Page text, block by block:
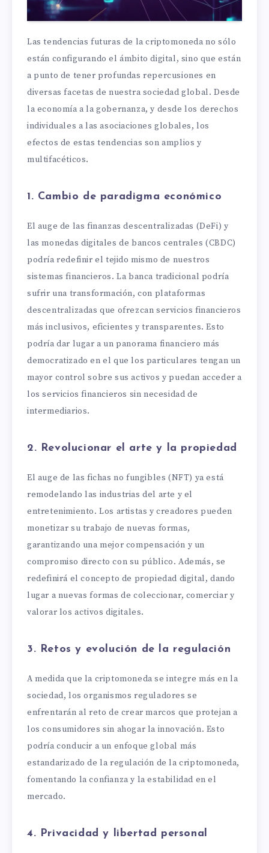
Las tendencias futuras de la criptomoneda no sólo
están configurando el ámbito digital, sino que están
a punto de tener profundas repercusiones en
diversas facetas de nuestra sociedad global. Desde
la economía a la gobernanza, y desde los derechos
individuales a las asociaciones globales, los
efectos de estas tendencias son amplios y
multifacéticos.
1. Cambio de paradigma económico
El auge de las finanzas descentralizadas (DeFi) y
las monedas digitales de bancos centrales (CBDC)
podría redefinir el tejido mismo de nuestros
sistemas financieros. La banca tradicional podría
sufrir una transformación, con plataformas
descentralizadas que ofrezcan servicios financieros
más inclusivos, eficientes y transparentes. Esto
podría dar lugar a un panorama financiero más
democratizado en el que los particulares tengan un
mayor control sobre sus activos y puedan acceder a
los servicios financieros sin necesidad de
intermediarios.
2. Revolucionar el arte y la propiedad
El auge de las fichas no fungibles (NFT) ya está
remodelando las industrias del arte y el
entretenimiento. Los artistas y creadores pueden
monetizar su trabajo de nuevas formas,
garantizando una mejor compensación y un
compromiso directo con su público. Además, se
redefinirá el concepto de propiedad digital, dando
lugar a nuevas formas de coleccionar, comerciar y
valorar los activos digitales.
3. Retos y evolución de la regulación
A medida que la criptomoneda se integre más en la
sociedad, los organismos reguladores se
enfrentarán al reto de crear marcos que protejan a
los consumidores sin ahogar la innovación. Esto
podría conducir a un enfoque global más
estandarizado de la regulación de la criptomoneda,
fomentando la confianza y la estabilidad en el
mercado.
4. Privacidad y libertad personal